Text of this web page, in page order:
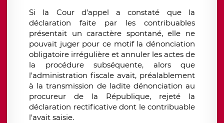
Si la Cour d’appel a constaté que la
déclaration faite par les contribuables
présentait un caractère spontané, elle ne
pouvait juger pour ce motif la dénonciation
obligatoire irrégulière et annuler les actes de
la procédure subséquente, alors que
l'administration fiscale avait, préalablement
à la transmission de ladite dénonciation au
procureur de la République, rejeté la
déclaration rectificative dont le contribuable
l'avait saisie.